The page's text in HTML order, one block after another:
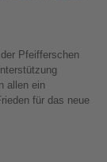
Pfeifferschen
allen ein
für das neue